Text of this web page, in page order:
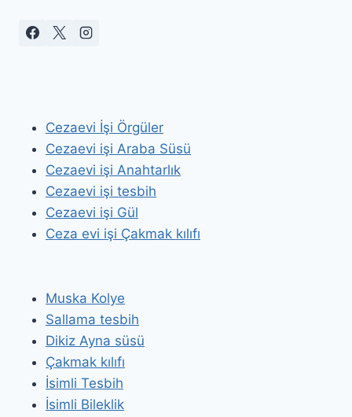
Cezaevi İşi Örgüler
Cezaevi işi Araba Süsü
Cezaevi işi Anahtarlık
Cezaevi işi tesbih
Cezaevi işi Gül
Ceza evi işi Çakmak kılıfı
Muska Kolye
Sallama tesbih
Dikiz Ayna süsü
Çakmak kılıfı
İsimli Tesbih
İsimli Bileklik